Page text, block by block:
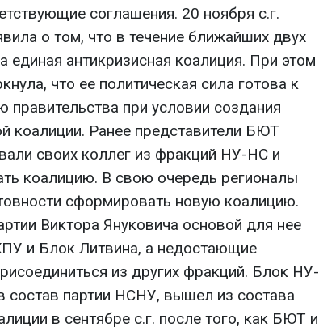
соглашения. 20 ноября с.г.
о том, что в течение ближайших двух
единая антикризисная коалиция. При этом
что ее политическая сила готова к
при условии создания
коалиции. Ранее представители БЮТ
своих коллег из фракций НУ-НС и
коалицию. В свою очередь регионалы
сформировать новую коалицию.
Виктора Януковича основой для нее
и Блок Литвина, а недостающие
из других фракций. Блок НУ-
состав партии НСНУ, вышел из состава
в сентябре с.г. после того, как БЮТ и